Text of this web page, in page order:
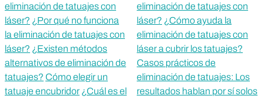
eliminación de tatuajes con
láser? ¿Por qué no funciona
la eliminación de tatuajes con
láser? ¿Existen métodos
alternativos de eliminación de
tatuajes? Cómo elegir un
tatuaje encubridor ¿Cuál es el
eliminación de tatuajes con
láser? ¿Cómo ayuda la
eliminación de tatuajes con
láser a cubrir los tatuajes?
Casos prácticos de
eliminación de tatuajes: Los
resultados hablan por sí solos